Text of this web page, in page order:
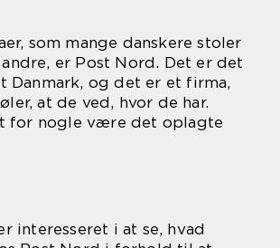
som mange danskere stoler
er Post Nord. Det er det
Danmark, og det er et firma,
at de ved, hvor de har.
for nogle være det oplagte
interesseret i at se, hvad